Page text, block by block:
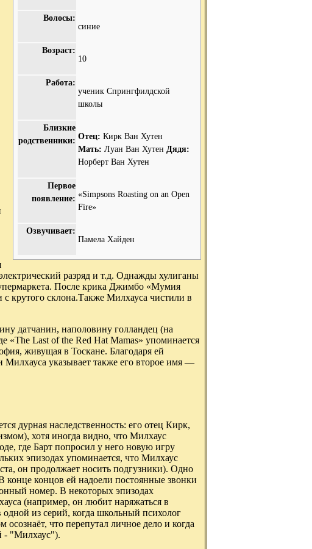
Волосы:
синие
Возраст:
10
Работа:
ученик Спрингфилдской
школы
Близкие
родственники: Отец: Кирк Ван Хутен
Мать: Луан Ван Хутен Дядя:
Норберт Ван Хутен
Первое
появление: «Simpsons Roasting on an Open
Fire»
Озвучивает:
Памела Хайден
разряд и т.д. Однажды хулиганы
После крика Джимбо «Мумия
крутого склона.Также Милхауса чистили в
датчанин, наполовину голландец (на
«The Last of the Red Hat Mamas» упоминается
живущая в Тоскане. Благодаря ей
указывает также его второе имя —
дурная наследственность: его отец Кирк,
хотя иногда видно, что Милхаус
где Барт попросил у него новую игру
эпизодах упоминается, что Милхаус
он продолжает носить подгузники). Одно
концов ей надоели постоянные звонки
номер. В некоторых эпизодах
(например, он любит наряжаться в
из серий, когда школьный психолог
что перепутал личное дело и когда
- "Милхаус").